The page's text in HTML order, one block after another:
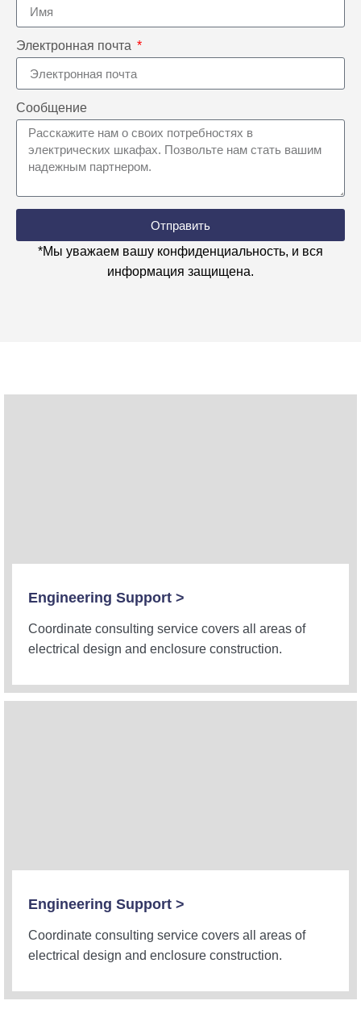
Электронная почта
Сообщение
Отправить
*Мы уважаем вашу конфиденциальность, и вся
информация защищена.
Engineering Support >
Coordinate consulting service covers all areas of
electrical design and enclosure construction.
Engineering Support >
Coordinate consulting service covers all areas of
electrical design and enclosure construction.